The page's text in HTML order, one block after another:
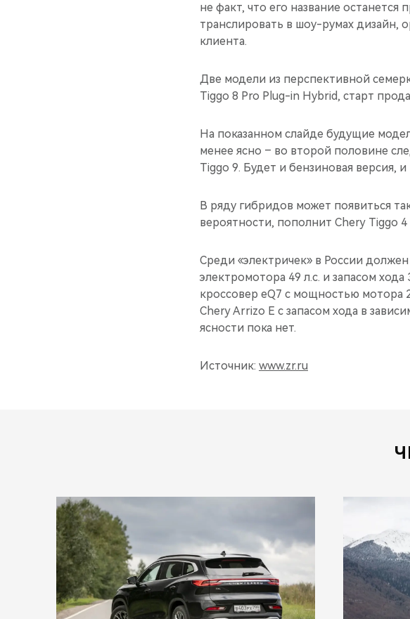
не факт, что его название
транслировать в шоу-румах
клиента.
Две модели из перспективной
Tiggo 8 Pro Plug-in Hybrid, старт
На показанном слайде будущие
менее ясно – во второй половине
Tiggo 9. Будет и бензиновая версия, и
В ряду гибридов может появиться
вероятности, пополнит Chery Tiggo 4
Среди «электричек» в России
электромотора 49 л.с. и запасом
кроссовер eQ7 с мощностью мотора
Chery Arrizo E с запасом хода в
ясности пока нет.
Источник: www.zr.ru